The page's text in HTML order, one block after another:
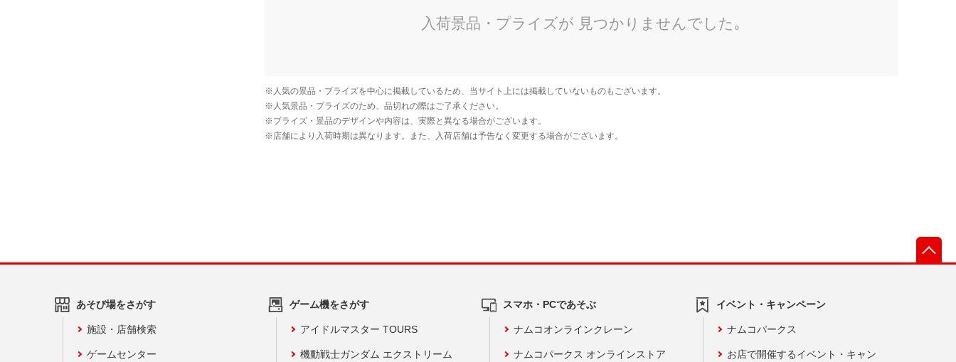
あそび場をさがす
施設・店舗検索
ゲームセンター
ゲーム機をさがす
アイドルマスター TOURS
機動戦士ガンダム エクストリーム
スマホ・PCであそぶ
ナムコオンラインクレーン
ナムコパークス オンラインストア
イベント・キャンペーン
ナムコパークス
お店で開催するイベント・キャン